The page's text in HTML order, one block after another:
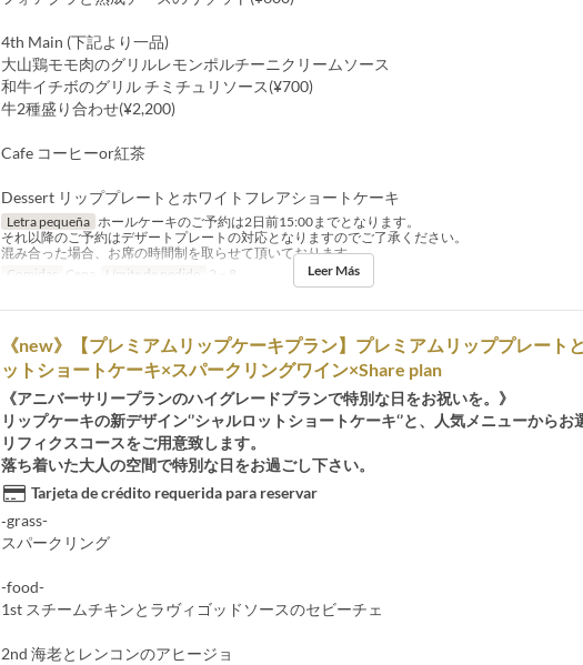
4th Main (下記より一品)
大山鶏モモ肉のグリルレモンポルチーニクリームソース
和牛イチボのグリル チミチュリソース(¥700)
牛2種盛り合わせ(¥2,200)
Cafe コーヒーor紅茶
Dessert リッププレートとホワイトフレアショートケーキ
Letra pequeña ホールケーキのご予約は2日前15:00までとなります。
それ以降のご予約はデザートプレートの対応となりますのでご了承ください。
混み合った場合、お席の時間制を取らせて頂いております。
Comidas
Cena Límite de pedido 2 ~ 8 Leer Más
《new》【プレミアムリップケーキプラン】プレミアムリッププレート
ットショートケーキ×スパークリングワイン×Share plan
《アニバーサリープランのハイグレードプランで特別な日をお祝いを。》
リップケーキの新デザイン‘’シャルロットショートケーキ‘’と、人気メニューからお
リフィクスコースをご用意致します。
落ち着いた大人の空間で特別な日をお過ごし下さい。
Tarjeta de crédito requerida para reservar
‐grass-
スパークリング
-food-
1st スチームチキンとラヴィゴッドソースのセビーチェ
2nd 海老とレンコンのアヒージョ